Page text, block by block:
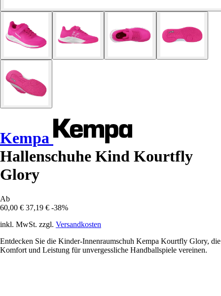
Kempa
Hallenschuhe Kind Kourtfly
Glory
Ab
60,00 € 37,19 € -38%
inkl. MwSt. zzgl. Versandkosten
Entdecken Sie die Kinder-Innenraumschuh Kempa Kourtfly Glory, die
Komfort und Leistung für unvergessliche Handballspiele vereinen.